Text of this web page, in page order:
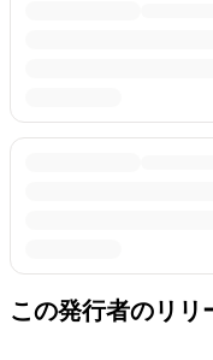
この発行者のリリ